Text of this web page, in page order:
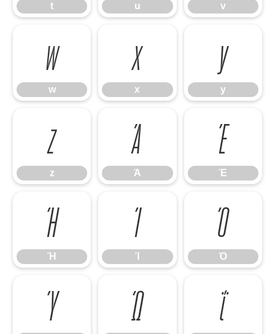
t u v
w
w
x
x
y
y
z
z
Ά
Ά
Έ
Έ
Ή
Ή
Ί
Ί
Ό
Ό
Ύ Ώ ΐ